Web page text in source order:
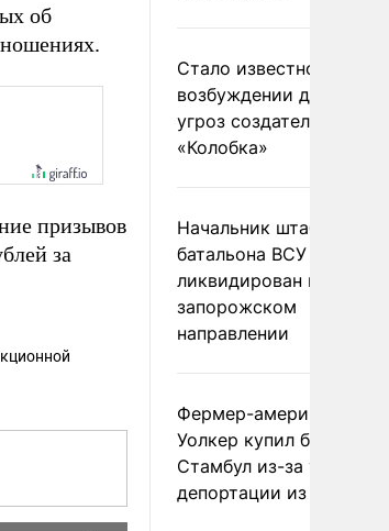
об
призывов
за
Стало известно о
возбуждении дела из-
угроз создателям
«Колобка»
Начальник штаба
батальона ВСУ
ликвидирован на
запорожском
направлении
Фермер-американец
Уолкер купил билет в
Стамбул из-за угрозы
депортации из России